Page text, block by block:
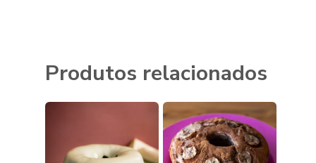
Produtos relacionados